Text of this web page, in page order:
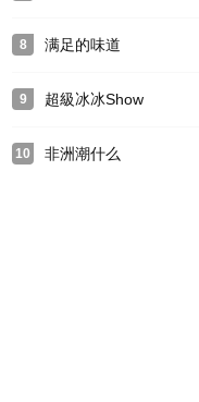
要各區，每次鎖定「美食一條
心睡眠，「唔夠瞓」卻容易
8 满足的味道
9 超級冰冰Show
10 非洲潮什么